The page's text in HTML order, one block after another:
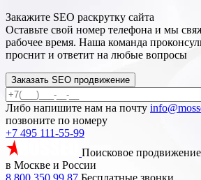
Закажите SEO раскрутку сайта
Оставьте свой номер телефона и мы
рабочее время. Наша команда
проснит и ответит на любые вопросы
Заказать SEO продвижение
Либо напишите нам на почту
позвоните по номеру
+7 495 111-55-99
Поисковое продвижение
в Москве и России
8 800 350 99 87 Бесплатные звонки